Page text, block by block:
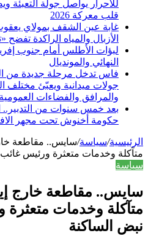
للأحرار يواصل جولة
قلب معركة 2026
الأزبال والمياه الراكدة تفضح
لبؤات الأطلس أمام جنوب
النهائي والمونديال
فاس تدخل مرحلة جديدة من
جولات ميدانية ويعبّئ مختلف
والمرافق والفضاءات العمومية
بعد خمس سنوات من التدبير..
حكومة أخنوش تحت مجهر
الرئيسية/سياسة/سايس.. مقاطعة
متآكلة وخدمات متعثرة ورئيس
سياسة
سايس.. مقاطعة خارج
متآكلة وخدمات
نبض الساكنة